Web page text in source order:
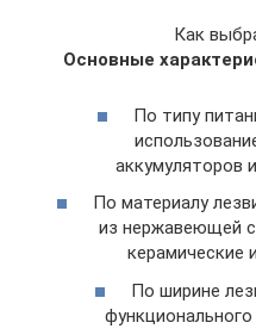
Как
Основные
По типу
аккумуляторов
По материалу
из нержавеющей
керамические
По ширине